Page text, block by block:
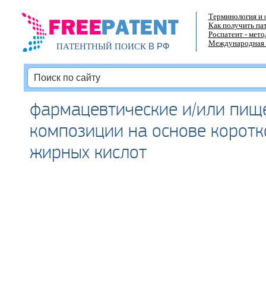
ПАТЕНТНЫЙ ПОИСКВ РФ
Терминология и
Как получить
Роспатент -
Международная
фармацевтические и/или
композиции на основе
жирных кислот